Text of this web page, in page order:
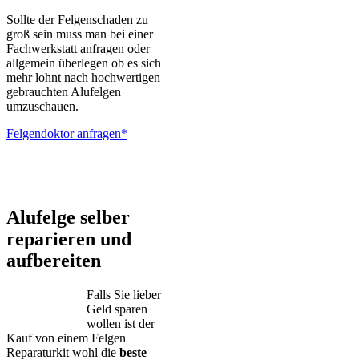
Sollte der Felgenschaden zu
groß sein muss man bei einer
Fachwerkstatt anfragen oder
allgemein überlegen ob es sich
mehr lohnt nach hochwertigen
gebrauchten Alufelgen
umzuschauen.
Felgendoktor anfragen*
Alufelge selber
reparieren und
aufbereiten
Falls Sie lieber
Geld sparen
wollen ist der
Kauf von einem Felgen
Reparaturkit wohl die beste